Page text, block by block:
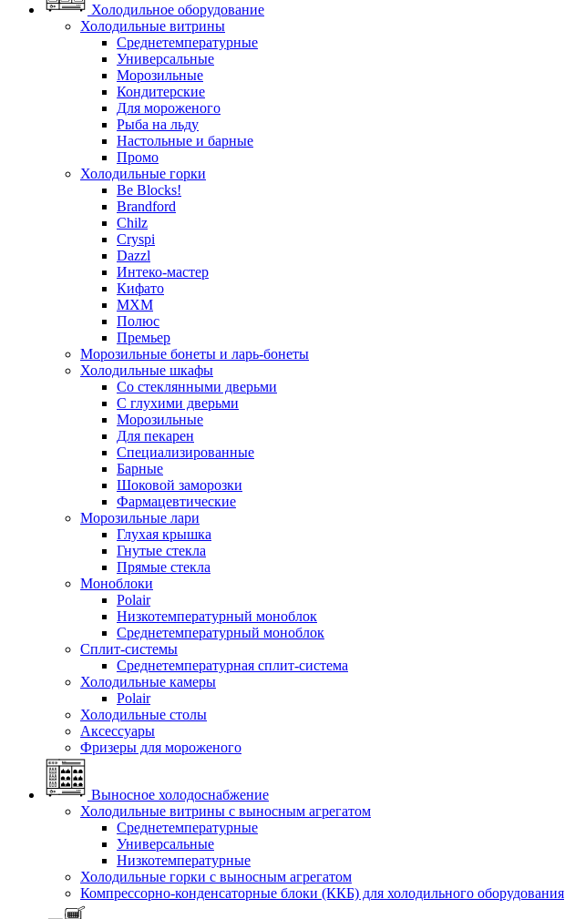
Холодильное оборудование
Холодильные витрины
Среднетемпературные
Универсальные
Морозильные
Кондитерские
Для мороженого
Рыба на льду
Настольные и барные
Промо
Холодильные горки
Be Blocks!
Brandford
Chilz
Cryspi
Dazzl
Интеко-мастер
Кифато
МХМ
Полюс
Премьер
Морозильные бонеты и ларь-бонеты
Холодильные шкафы
Со стеклянными дверьми
С глухими дверьми
Морозильные
Для пекарен
Специализированные
Барные
Шоковой заморозки
Фармацевтические
Морозильные лари
Глухая крышка
Гнутые стекла
Прямые стекла
Моноблоки
Polair
Низкотемпературный моноблок
Среднетемпературный моноблок
Сплит-системы
Среднетемпературная сплит-система
Холодильные камеры
Polair
Холодильные столы
Аксессуары
Фризеры для мороженого
Выносное холодоснабжение
Холодильные витрины с выносным агрегатом
Среднетемпературные
Универсальные
Низкотемпературные
Холодильные горки с выносным агрегатом
Компрессорно-конденсаторные блоки (ККБ) для холодильного оборудования